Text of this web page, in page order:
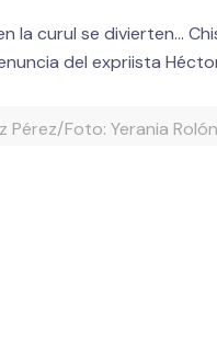
la curul se divierten…
del expriista
Pérez/Foto: Yerania Rolón